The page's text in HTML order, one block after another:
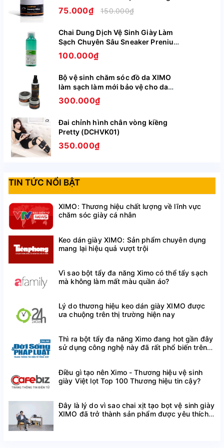
Lô sản xuất: 20230705001VN
Size 21(13,3cm) - chiều dài bàn chân:12,3cm
Size 22(14cm) - chiều dài bàn chân:13cm
Size 24(15,4cm) - chiều dài bàn chân:14,4cm
Size 26(16,8cm) - chiều dài bàn chân:15,8cm
Đối tượng sử dụng
Giày chỉnh hình y khoa GCHB05 dùng cho bé trai có các
bàn chân bẹt
Thiết kế vòm nhô cao phù hợp có tác dụng nâng đỡ
vòm, cân bằng lực giúp bé đi lại nhẹ nhàng hơn.
Giữ ổn định cấu trúc vòm bàn chân của trẻ khi vận
Tróc Trên Da Giày Ghế Túi Ví XIMO
XI09
75.000₫ 150.000₫
Chai Dung Dịch Vệ Sinh Giày Làm
Sạch Chuyên Sâu Sneaker Prenium
XIMO XI05
100.000₫
Bộ vệ sinh chăm sóc đồ da XIMO
làm sạch làm mới bảo vệ cho da
giày, túi ví, áo, ghế da BCHG04
300.000₫
Đai chỉnh hình chân vòng kiềng
Pretty (DCHVK01)
350.000₫
TIN TỨC NỔI BẬT
XIMO: Thương hiệu chất lượng về lĩnh vực
chăm sóc giày cá nhân
Keo dán giày XIMO: Sản phẩm chuyên dụng
mang lại hiệu quả vượt trội
Vì sao bột tẩy đa năng Ximo có thể tẩy sạch
mà không làm mất màu quần áo?
Lý do thương hiệu keo dán giày XIMO được
ưa chuộng trên thị trường hiện nay
Thì ra bột tẩy đa năng Ximo đang hot gần đây
sử dụng công nghệ này đã rất phổ biến trên
Điều gì tạo nên Ximo - Thương hiệu vệ sinh
giày Việt lọt Top 100 Thương hiệu tin cậy?
Đây là lý do vì sao chai xịt tạo bọt vệ sinh giày
XIMO đã trở thành sản phẩm được yêu thích